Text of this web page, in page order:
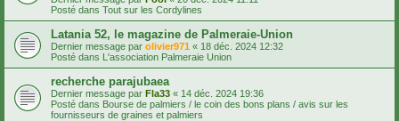
Posté dans Tout sur les Cordylines
Latania 52, le magazine de Palmeraie-Union
Dernier message par olivier971 « 18 déc. 2024 12:32
Posté dans L'association Palmeraie Union
recherche parajubaea
Dernier message par Fla33 « 14 déc. 2024 19:36
Posté dans Bourse de palmiers / le coin des bons plans / avis sur les
fournisseurs de graines et palmiers